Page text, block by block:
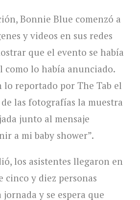
Bonnie Blue comenzó a
y videos en sus redes
que el evento se había
como lo había anunciado.
lo reportado por The Tab el
las fotografías la muestra
junto al mensaje
a mi baby shower”.
los asistentes llegaron en
cinco y diez personas
y se espera que